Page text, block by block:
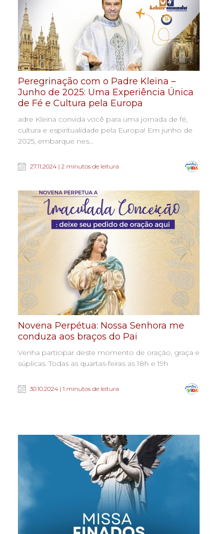
Peregrinação com o Padre Kleina –
Junho de 2025: Uma Experiência Única
de Fé e Cultura pela Europa
adre Kleina convida você para uma jornada de fé,
cultura e espiritualidade pela Europa! Em junho de
2025, embarque nes...
27.11.2024 | 2 minutos de leitura
Novena Perpétua: Nossa Senhora me
conduza aos braços do Pai
Venha participar deste momento de oração, graça e
súplicas. Todas as quartas-feiras as 18h e 19h
30.10.2024 | 1 minutos de leitura